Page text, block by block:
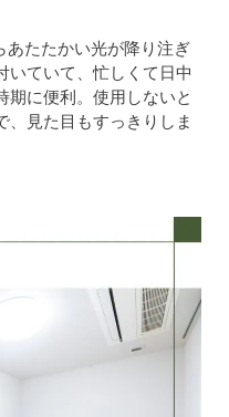
あたたかい光が降り注ぎ
いていて、忙しくて日中
期に便利。使用しないと
、見た目もすっきりしま